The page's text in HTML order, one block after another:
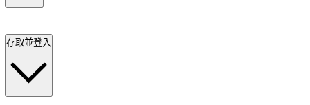
存取並登入